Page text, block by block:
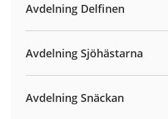
Avdelning Delfinen
Avdelning Sjöhästarna
Avdelning Snäckan